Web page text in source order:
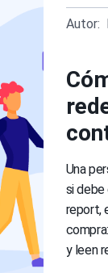
Autor:
Una
si debe
report,
y leen